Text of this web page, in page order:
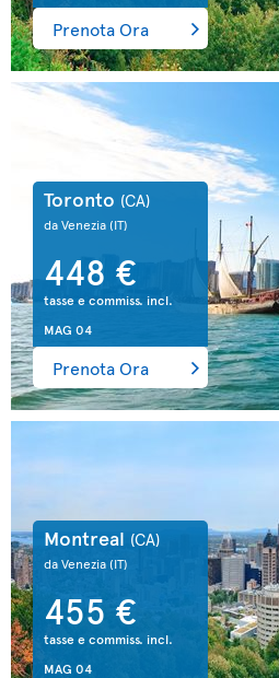
Prenota Ora
Toronto (CA)
da Venezia(IT)
448 €
tasse e commiss. incl.
MAG 04
Prenota Ora
Montreal (CA)
da Venezia(IT)
455 €
tasse e commiss. incl.
MAG 04